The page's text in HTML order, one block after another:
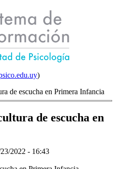
)
de escucha en Primera Infancia
de escucha en
2022 - 16:43